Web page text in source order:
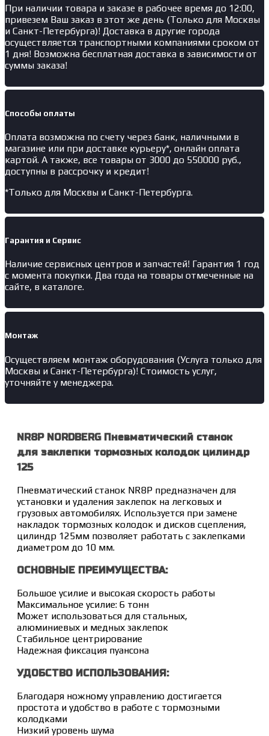
При наличии товара и заказе в рабочее время до 12:00,
привезем Ваш заказ в этот же день (Только для Москвы
и Санкт-Петербурга)! Доставка в другие города
осуществляется транспортными компаниями сроком от
1 дня! Возможна бесплатная доставка в зависимости от
суммы заказа!
Способы оплаты
Оплата возможна по счету через банк, наличными в
магазине или при доставке курьеру*, онлайн оплата
картой. А также, все товары от 3000 до 550000 руб.,
доступны в рассрочку и кредит!
*Только для Москвы и Санкт-Петербурга.
Гарантия и Сервис
Наличие сервисных центров и запчастей! Гарантия 1 год
с момента покупки. Два года на товары отмеченные на
сайте, в каталоге.
Монтаж
Осуществляем монтаж оборудования (Услуга только для
Москвы и Санкт-Петербурга)! Стоимость услуг,
уточняйте у менеджера.
NR8P NORDBERG Пневматический станок
для заклепки тормозных колодок цилиндр
125
Пневматический станок NR8P предназначен для
установки и удаления заклепок на легковых и
грузовых автомобилях. Используется при замене
накладок тормозных колодок и дисков сцепления,
цилиндр 125мм позволяет работать с заклепками
диаметром до 10 мм.
ОСНОВНЫЕ ПРЕИМУЩЕСТВА:
Большое усилие и высокая скорость работы
Максимальное усилие: 6 тонн
Может использоваться для стальных,
алюминиевых и медных заклепок
Стабильное центрирование
Надежная фиксация пуансона
УДОБСТВО ИСПОЛЬЗОВАНИЯ:
Благодаря ножному управлению достигается
простота и удобство в работе с тормозными
колодками
Низкий уровень шума